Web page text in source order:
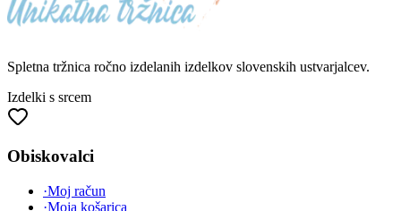
Spletna tržnica ročno izdelanih izdelkov slovenskih ustvarjalcev.
Izdelki s srcem
Obiskovalci
·Moj račun
·Moja košarica